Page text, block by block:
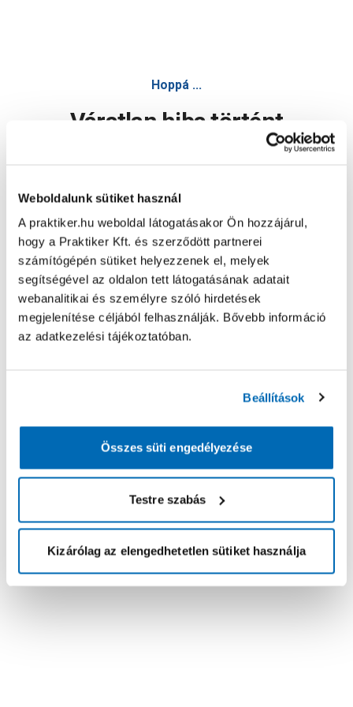
Weboldalunk sütiket használ
A praktiker.hu weboldal látogatásakor Ön hozzájárul,
hogy a Praktiker Kft. és szerződött partnerei
számítógépén sütiket helyezzenek el, melyek
segítségével az oldalon tett látogatásának adatait
webanalitikai és személyre szóló hirdetések
megjelenítése céljából felhasználják. Bővebb információ
az adatkezelési tájékoztatóban.
Beállítások
Összes süti engedélyezése
Testre szabás
Kizárólag az elengedhetetlen sütiket használja
Hoppá ...
Váratlan hiba történt
Oldal újratöltése